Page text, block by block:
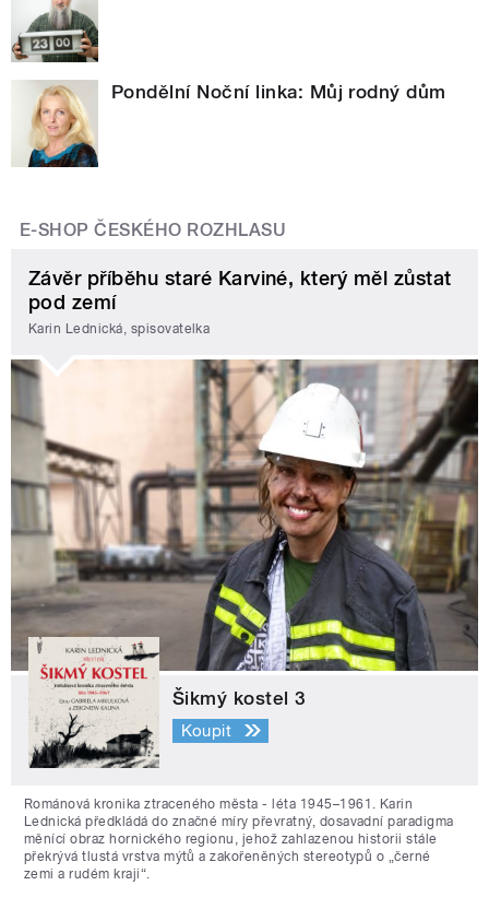
Pondělní Noční linka: Můj rodný dům
E-SHOP ČESKÉHO ROZHLASU
Závěr příběhu staré Karviné, který měl zůstat
pod zemí
Karin Lednická, spisovatelka
Šikmý kostel 3
Koupit
Románová kronika ztraceného města - léta 1945–1961. Karin
Lednická předkládá do značné míry převratný, dosavadní paradigma
měnící obraz hornického regionu, jehož zahlazenou historii stále
překrývá tlustá vrstva mýtů a zakořeněných stereotypů o „černé
zemi a rudém kraji“.